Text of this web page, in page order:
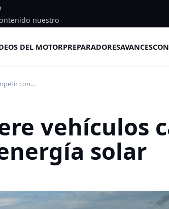
nuestro
DEL MOTORPREPARADORESAVANCES
con...
vehículos
solar